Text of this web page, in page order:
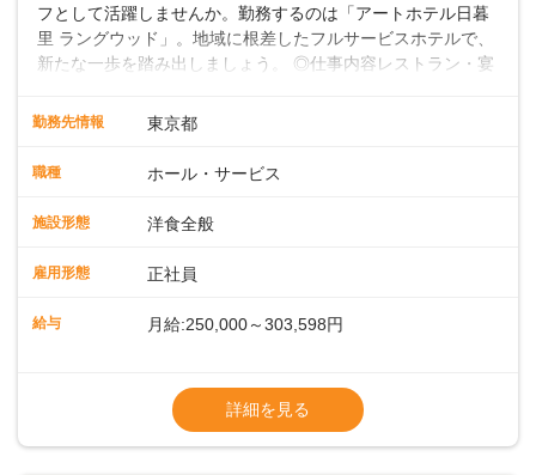
フとして活躍しませんか。勤務するのは「アートホテル日暮
里 ラングウッド」。地域に根差したフルサービスホテルで、
新たな一歩を踏み出しましょう。 ◎仕事内容レストラン・宴
や、メニュー説明、オーダーや料理のご提供ほか、予約対応
体を把握し、あなたの真心こもるおもてなしでゲストを笑顔
経験のある方はもちろん、ホテル経験がない方も歓迎。飲食
中です。◇◇クラシカルモダンなホテル◇◇新宿・東京駅ま
どのご利用が多数。18タイプのバンケットルームほか、朝食
烹みなと」などがあります。 ◆POINT◇◇ワークライフバラ
ンスがとりやすい♪育休産休、介護休暇などの制度も整ってお
勤務先情報 東京都
職種 ホール・サービス
施設形態 洋食全般
雇用形態 正社員
給与 月給:250,000～303,598円
◎賞与／年2回（年2か月分支給）
※現在の給与・経験・スキルを考慮します
詳細を見る